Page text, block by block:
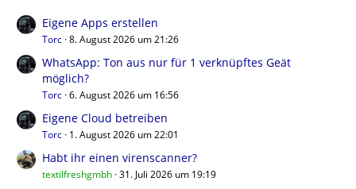
Eigene Apps erstellen
Torc 8. August 2026 um 21:26
WhatsApp: Ton aus nur für 1 verknüpftes Geät
möglich?
Torc 6. August 2026 um 16:56
Eigene Cloud betreiben
Torc 1. August 2026 um 22:01
Habt ihr einen virenscanner?
textilfreshgmbh 31. Juli 2026 um 19:19